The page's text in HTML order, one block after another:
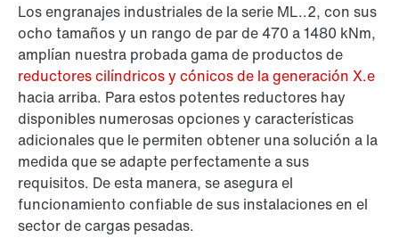
Los engranajes industriales de la serie ML..2, con sus
ocho tamaños y un rango de par de 470 a 1480 kNm,
amplían nuestra probada gama de productos de
reductores cilíndricos y cónicos de la generación X.e
hacia arriba. Para estos potentes reductores hay
disponibles numerosas opciones y características
adicionales que le permiten obtener una solución a la
medida que se adapte perfectamente a sus
requisitos. De esta manera, se asegura el
funcionamiento confiable de sus instalaciones en el
sector de cargas pesadas.